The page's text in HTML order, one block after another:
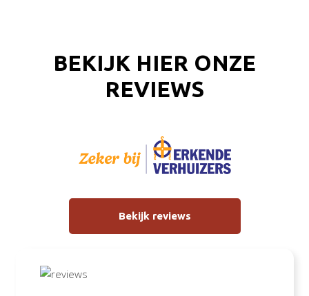
BEKIJK HIER ONZE
REVIEWS
Bekijk reviews